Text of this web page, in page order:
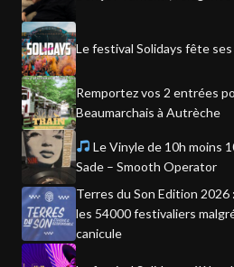
Le festival Solidays fête ses
Remportez vos 2 entrées
Beaumarchais à Autrèche
Le Vinyle de 10h moins
Sade – Smooth Operator
Terres du Son Edition
les 54000 festivaliers
canicule